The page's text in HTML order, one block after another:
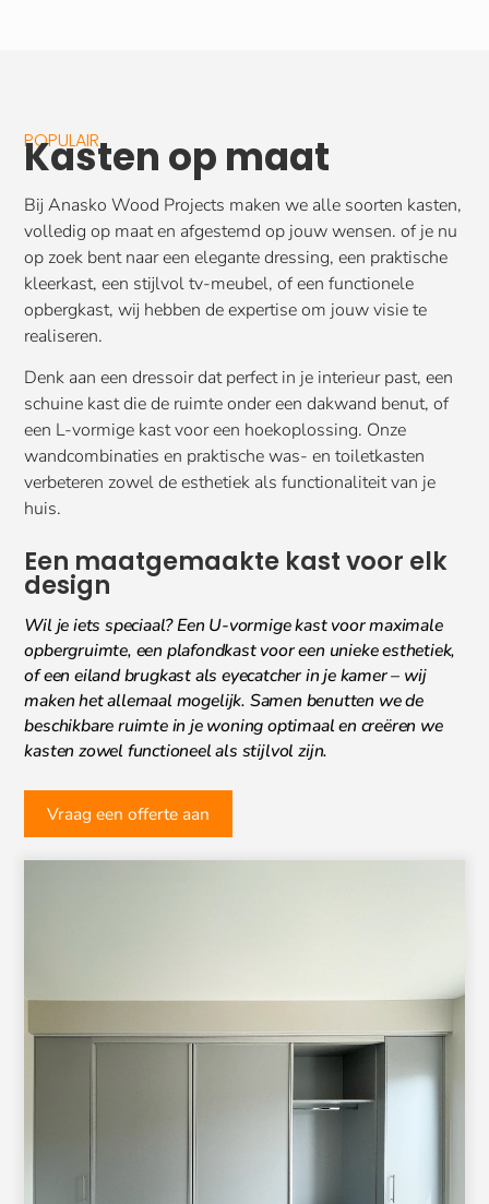
POPULAIR
Kasten op maat
Bij Anasko Wood Projects maken we alle soorten kasten,
volledig op maat en afgestemd op jouw wensen. of je nu
op zoek bent naar een elegante dressing, een praktische
kleerkast, een stijlvol tv-meubel, of een functionele
opbergkast, wij hebben de expertise om jouw visie te
realiseren.
Denk aan een dressoir dat perfect in je interieur past, een
schuine kast die de ruimte onder een dakwand benut, of
een L-vormige kast voor een hoekoplossing. Onze
wandcombinaties en praktische was- en toiletkasten
verbeteren zowel de esthetiek als functionaliteit van je
huis.
Een maatgemaakte kast voor elk
design
Wil je iets speciaal? Een U-vormige kast voor maximale
opbergruimte, een plafondkast voor een unieke esthetiek,
of een eiland brugkast als eyecatcher in je kamer – wij
maken het allemaal mogelijk. Samen benutten we de
beschikbare ruimte in je woning optimaal en creëren we
kasten zowel functioneel als stijlvol zijn.
Vraag een offerte aan